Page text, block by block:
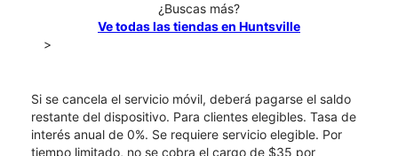
¿Buscas más?
Ve todas las tiendas en Huntsville
>
Si se cancela el servicio móvil, deberá pagarse el saldo
restante del dispositivo. Para clientes elegibles. Tasa de
interés anual de 0%. Se requiere servicio elegible. Por
tiempo limitado, no se cobra el cargo de $35 por